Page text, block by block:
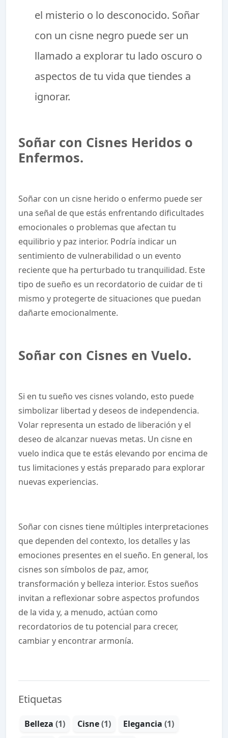
el misterio o lo desconocido. Soñar
con un cisne negro puede ser un
llamado a explorar tu lado oscuro o
aspectos de tu vida que tiendes a
ignorar.
Soñar con Cisnes Heridos o
Enfermos.
Soñar con un cisne herido o enfermo puede ser
una señal de que estás enfrentando dificultades
emocionales o problemas que afectan tu
equilibrio y paz interior. Podría indicar un
sentimiento de vulnerabilidad o un evento
reciente que ha perturbado tu tranquilidad. Este
tipo de sueño es un recordatorio de cuidar de ti
mismo y protegerte de situaciones que puedan
dañarte emocionalmente.
Soñar con Cisnes en Vuelo.
Si en tu sueño ves cisnes volando, esto puede
simbolizar libertad y deseos de independencia.
Volar representa un estado de liberación y el
deseo de alcanzar nuevas metas. Un cisne en
vuelo indica que te estás elevando por encima de
tus limitaciones y estás preparado para explorar
nuevas experiencias.
Soñar con cisnes tiene múltiples interpretaciones
que dependen del contexto, los detalles y las
emociones presentes en el sueño. En general, los
cisnes son símbolos de paz, amor,
transformación y belleza interior. Estos sueños
invitan a reflexionar sobre aspectos profundos
de la vida y, a menudo, actúan como
recordatorios de tu potencial para crecer,
cambiar y encontrar armonía.
Etiquetas
Belleza (1) Cisne(1) Elegancia (1)